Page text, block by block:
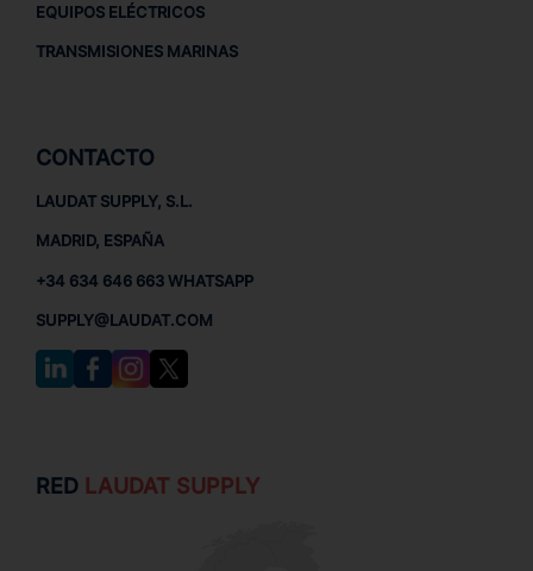
EQUIPOS ELÉCTRICOS
TRANSMISIONES MARINAS
CONTACTO
LAUDAT SUPPLY, S.L.
MADRID, ESPAÑA
+34 634 646 663 WHATSAPP
SUPPLY@LAUDAT.COM
RED LAUDAT SUPPLY